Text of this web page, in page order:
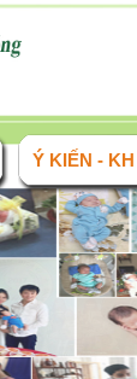
Ý KIẾN - KH